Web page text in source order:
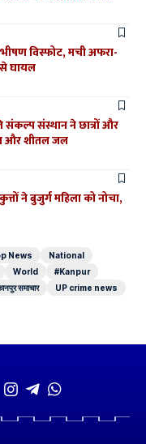
विस्फोट, मची अफरा-
घायल
संकल्प संस्थान ने छात्रों और
और शीतल जल
ने बुजुर्ग महिला को नोचा,
News
National
World
#Kanpur
समाचार UP crime news